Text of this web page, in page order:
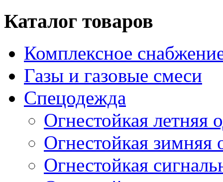
Каталог товаров
Комплексное
Газы и газовые смеси
Спецодежда
Огнестойкая летняя
Огнестойкая зимняя
Огнестойкая